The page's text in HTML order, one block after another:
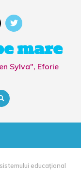
mare
Sylva", Eforie
educațional